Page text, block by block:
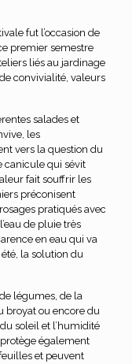
fut l’occasion de
premier semestre
liés au jardinage
convivialité, valeurs
salades et
les
vers la question du
canicule qui sévit
fait souffrir les
préconisent
pratiqués avec
de pluie très
en eau qui va
la solution du
légumes, de la
broyat ou encore du
soleil et l’humidité
également
et peuvent